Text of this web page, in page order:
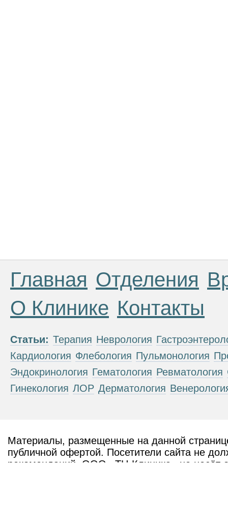
Главная Отделения
О Клинике Контакты
Статьи: Терапия Неврология
Кардиология Флебология Пульмонология
Эндокринология Гематология Ревматология
Гинекология ЛОР Дерматология
Материалы, размещенные на данной
публичной офертой. Посетители сайта не
рекомендаций. ООО «ТН-Клиника» не несёт